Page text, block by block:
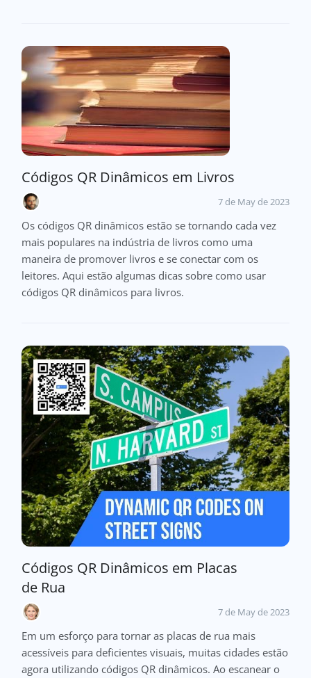
Códigos QR Dinâmicos em Livros
7 de May de 2023
Os códigos QR dinâmicos estão se tornando cada vez
mais populares na indústria de livros como uma
maneira de promover livros e se conectar com os
leitores. Aqui estão algumas dicas sobre como usar
códigos QR dinâmicos para livros.
Códigos QR Dinâmicos em Placas
de Rua
7 de May de 2023
Em um esforço para tornar as placas de rua mais
acessíveis para deficientes visuais, muitas cidades estão
agora utilizando códigos QR dinâmicos. Ao escanear o